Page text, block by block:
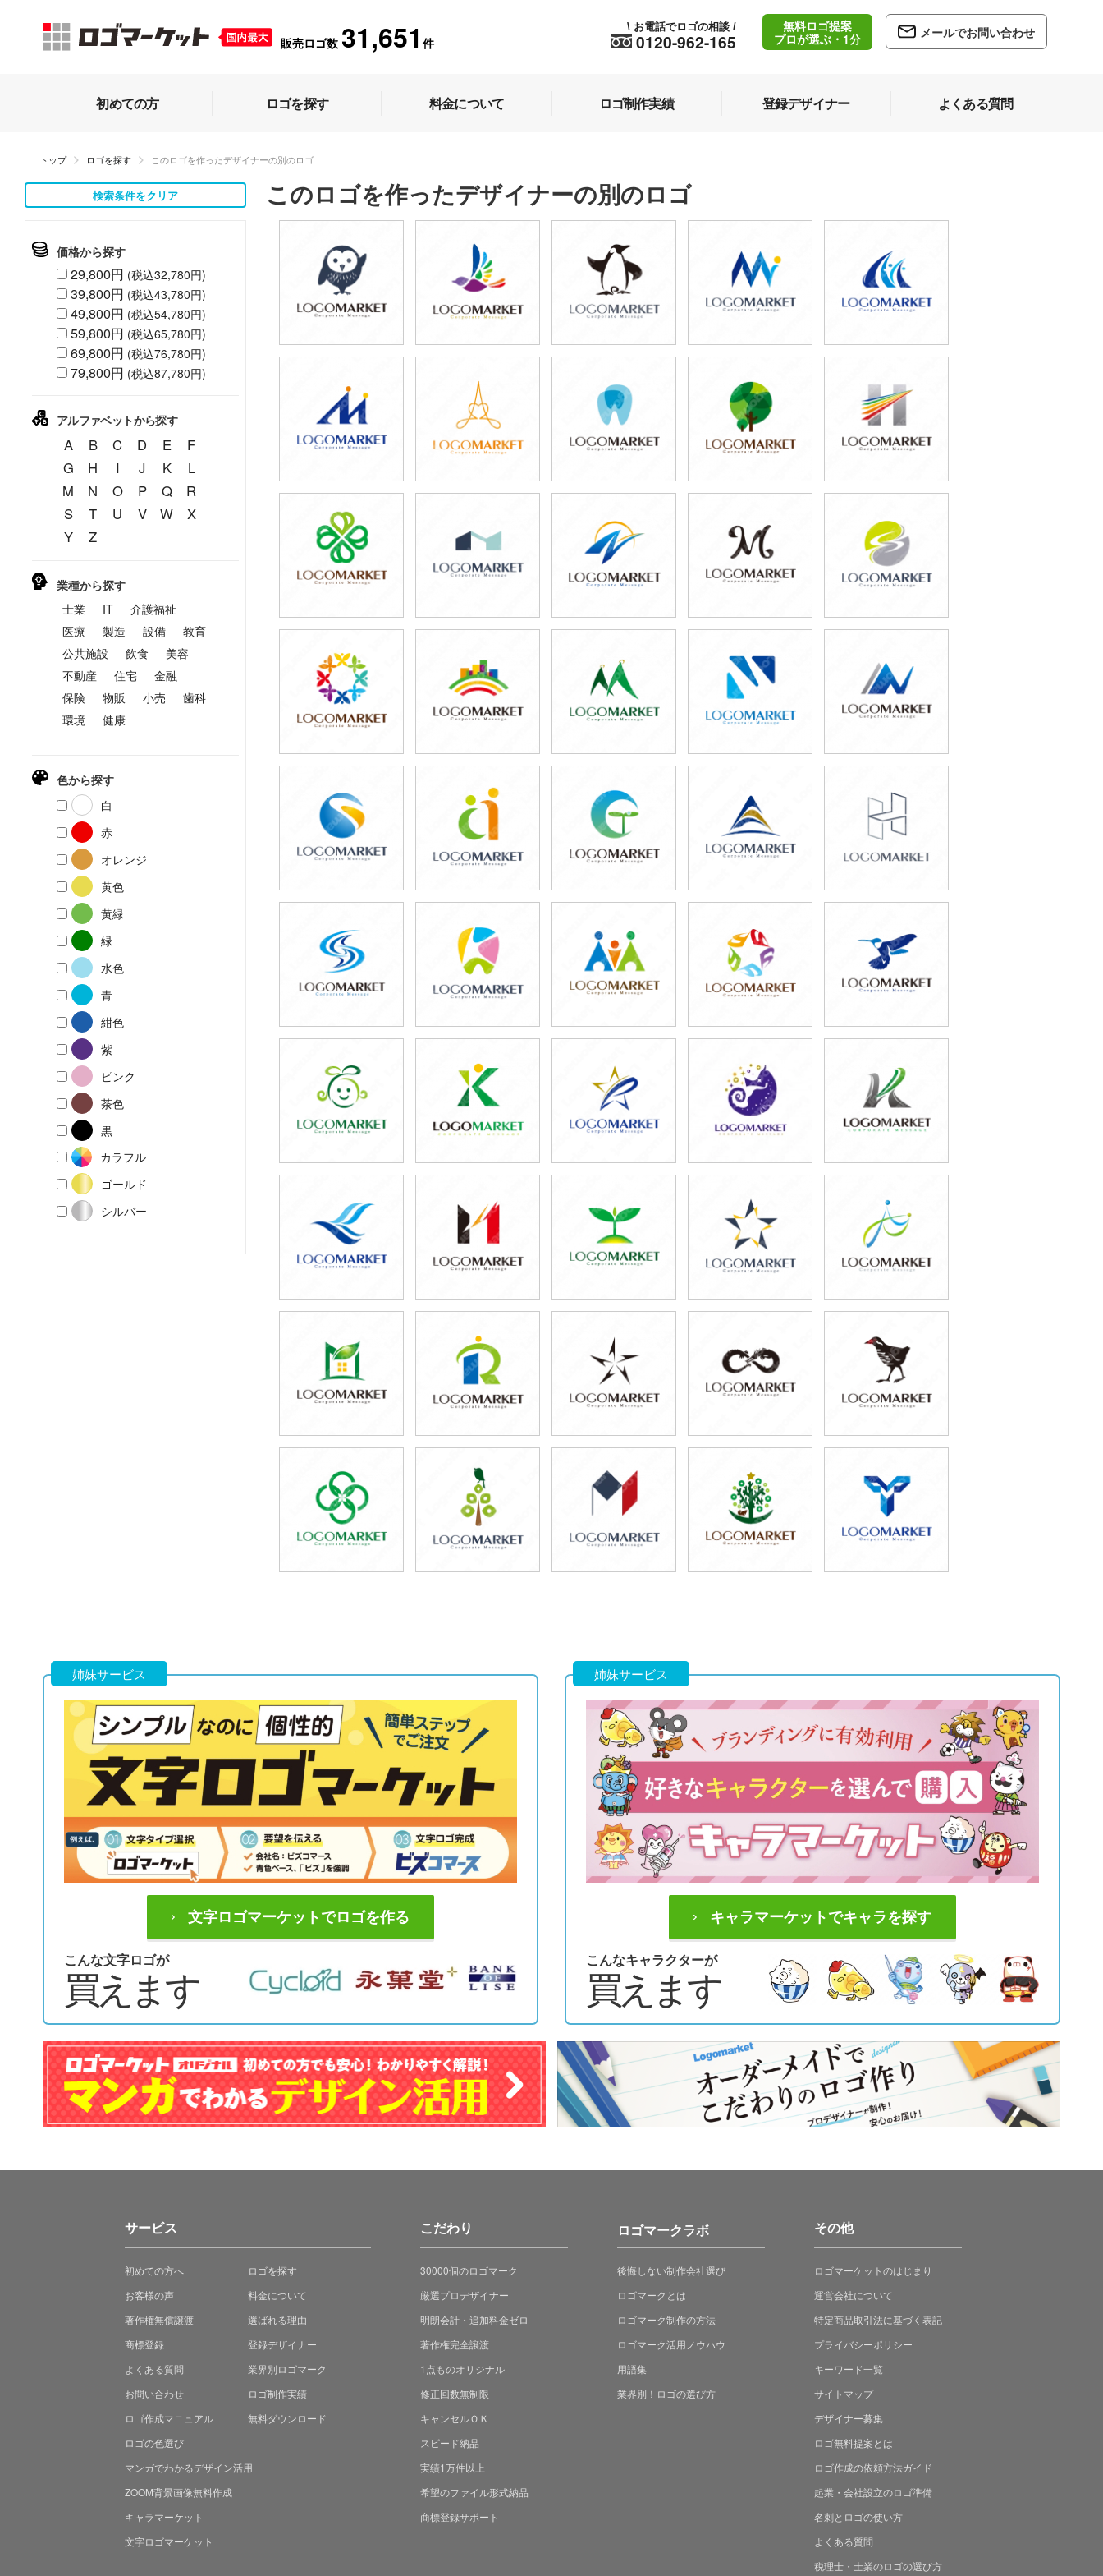
販売ロゴ数 31,651 件 0120-962-165
\ お電話でロゴの相談 /
無料ロゴ提案
プロが選ぶ・1分
メールでお問い合わせ
初めての方 ロゴを探す 料金について ロゴ制作実績 登録デザイナー よくある質問
トップ ロゴを探す このロゴを作ったデザイナーの別のロゴ
検索条件をクリア
価格から探す
29,800円 (税込32,780円)
39,800円 (税込43,780円)
49,800円 (税込54,780円)
59,800円 (税込65,780円)
69,800円 (税込76,780円)
79,800円 (税込87,780円)
アルファベットから探す
A B C D E
F
G
H I J K
L
M
N O P Q
R
S
T U V W
X
Y
Z
業種から探す
士業
IT
介護福祉
医療
製造 設備
教育
公共施設
飲食
美容
不動産
住宅
金融
保険
物販 小売
歯科
環境
健康
色から探す
白
赤
オレンジ
黄色
黄緑
緑
水色
青
紺色
紫
ピンク
茶色
黒
カラフル
ゴールド
シルバー
このロゴを作ったデザイナーの別のロゴ
79,800円
(税込87,780円)
59,800円
(税込65,780円)
79,800円
(税込87,780円)
59,800円
(税込65,780円)
59,800円
(税込65,780円)
59,800円
(税込65,780円) (税込87,780円)
59,800円
(税込65,780円)
69,800円
(税込76,780円)
59,800円
(税込65,780円)
49,800円
(税込54,780円)
59,800円
(税込65,780円)
49,800円
(税込54,780円)
59,800円
(税込65,780円)
49,800円
(税込54,780円)
59,800円
(税込65,780円)
79,800円
(税込87,780円)
59,800円
(税込65,780円)
59,800円
(税込65,780円)
49,800円
(税込54,780円)
59,800円
(税込65,780円)
59,800円
(税込65,780円)
69,800円
(税込76,780円)
59,800円
(税込65,780円)
69,800円
(税込76,780円)
59,800円
(税込65,780円)
59,800円
(税込65,780円)
69,800円
(税込76,780円)
49,800円
(税込54,780円)
59,800円
(税込65,780円)
49,800円
(税込54,780円)
59,800円
(税込65,780円)
69,800円
(税込76,780円)
79,800円
(税込87,780円)
59,800円
(税込65,780円)
59,800円
(税込65,780円)
59,800円
(税込65,780円)
59,800円
(税込65,780円)
69,800円
(税込76,780円)
59,800円
(税込65,780円)
69,800円
(税込76,780円)
69,800円
(税込76,780円)
49,800円
(税込54,780円)
79,800円
(税込87,780円)
69,800円
(税込76,780円)
姉妹サービス
文字ロゴマーケットでロゴを作る
こんな文字ロゴが
買えます
姉妹サービス
キャラマーケットでキャラを探す
こんなキャラクターが
買えます
サービス
初めての方へ
ロゴを探す
お客様の声
料金について
著作権無償譲渡
選ばれる理由
商標登録
登録デザイナー
よくある質問
業界別ロゴマーク
お問い合わせ
ロゴ制作実績
ロゴ作成マニュアル
無料ダウンロード
ロゴの色選び
マンガでわかるデザイン活用
ZOOM背景画像無料作成
キャラマーケット
文字ロゴマーケット
こだわり
30000個のロゴマーク
厳選プロデザイナー
明朗会計・追加料金ゼロ
著作権完全譲渡
1点ものオリジナル
修正回数無制限
キャンセルＯＫ
スピード納品
実績1万件以上
希望のファイル形式納品
商標登録サポート
ロゴマークラボ
後悔しない制作会社選び
ロゴマークとは
ロゴマーク制作の方法
ロゴマーク活用ノウハウ
用語集
業界別！ロゴの選び方
その他
ロゴマーケットのはじまり
運営会社について
特定商品取引法に基づく表記
プライバシーポリシー
キーワード一覧
サイトマップ
デザイナー募集
ロゴ無料提案とは
ロゴ作成の依頼方法ガイド
起業・会社設立のロゴ準備
名刺とロゴの使い方
よくある質問
税理士・士業のロゴの選び方